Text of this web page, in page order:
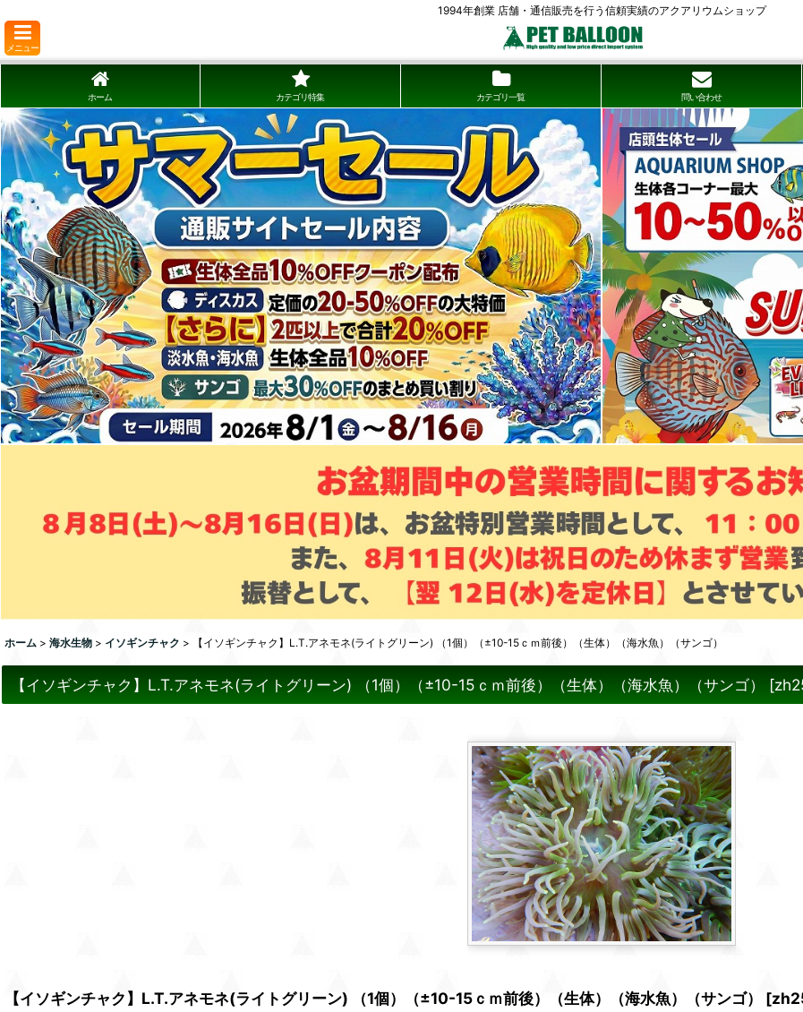
1994年創業 店舗・通信販売を行う信頼実績のアクアリウムショップ
メニュー
ホーム カテゴリ特集 カテゴリ一覧 問い合わせ
ホーム > 海水生物 > イソギンチャク > 【イソギンチャク】L.T.アネモネ(ライトグリーン) （1個）（±10-15ｃｍ前後）（生体）（海水魚）（サンゴ）
【イソギンチャク】L.T.アネモネ(ライトグリーン) （1個）（±10-15ｃｍ前後）（生体）（海水魚）（サンゴ） [
【イソギンチャク】L.T.アネモネ(ライトグリーン) （1個）（±10-15ｃｍ前後）（生体）（海水魚）（サンゴ） [